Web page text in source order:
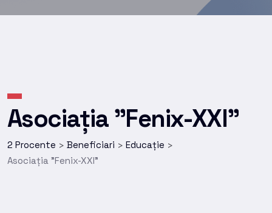
Asociația ”Fenix-XXI”
2 Procente > Beneficiari > Educație >
Asociația ”Fenix-XXI”